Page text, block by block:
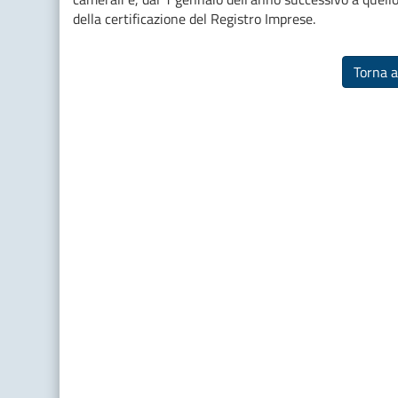
della certificazione del Registro Imprese.
Torna